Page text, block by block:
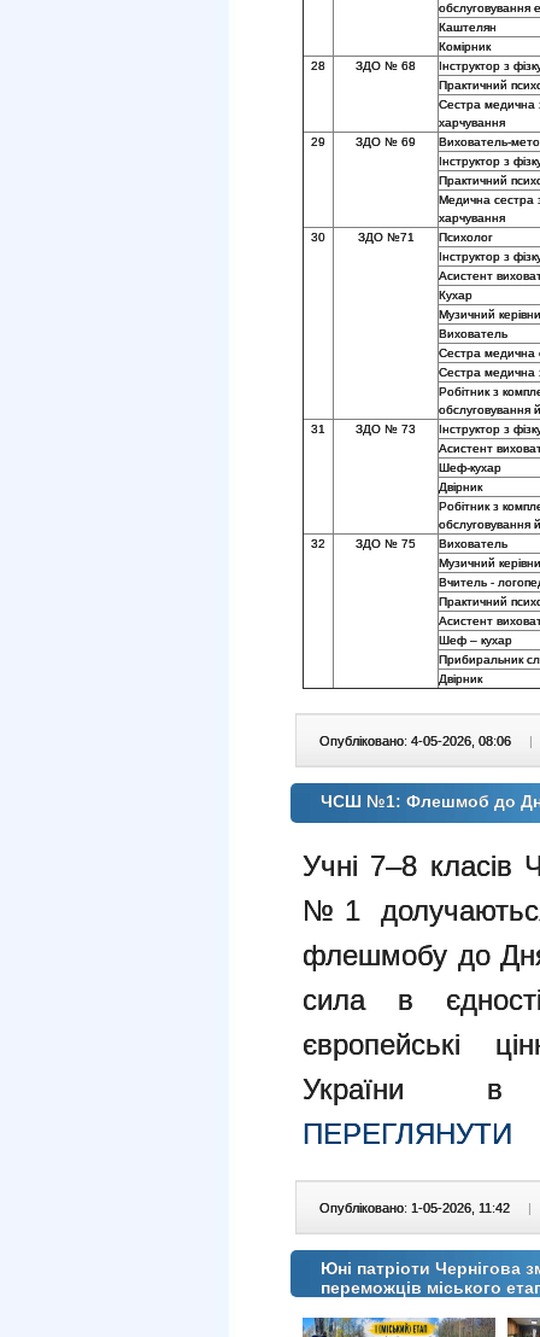
обслуговування
Каштелян
Комірник
28
ЗДО № 68
Інструктор з
Практичний
Сестра медична
харчування
29
ЗДО № 69
Вихователь-
Інструктор з
Практичний
Медична сестра
харчування
30
ЗДО №71
Психолог
Інструктор з
Асистент
Кухар
Музичний
Вихователь
Сестра медична
Сестра медична
Робітник з
обслуговування
31
ЗДО № 73
Інструктор з
Асистент
Шеф-кухар
Двірник
Робітник з
обслуговування
32
ЗДО № 75
Вихователь
Музичний
Вчитель -
Практичний
Асистент
Шеф – кухар
Прибиральник
Двірник
Опубліковано: 4-05-2026, 08:06 |
ЧСШ №1: Флешмоб до Дня
Учні 7–8 класів
№1
флешмобу до
сила в
європейські
України в
ПЕРЕГЛЯНУТИ
Опубліковано: 1-05-2026, 11:42 |
Юні патріоти Чернігова
переможців міського